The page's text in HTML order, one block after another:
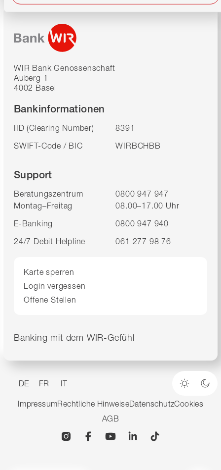
WIR Bank Genossenschaft
Auberg 1
4002 Basel
Bankinformationen
IID (Clearing Number)
8391
SWIFT-Code / BIC
WIRBCHBB
Support
Beratungszentrum
0800 947 947
Montag–Freitag
08.00–17.00 Uhr
E-Banking
0800 947 940
24/7 Debit Helpline
061 277 98 76
Karte sperren
Login vergessen
Offene Stellen
Banking mit dem WIR-Gefühl
DE FR IT
Heller
ImpressumRechtliche HinweiseDatenschutzCookies
AGB
InstagramFacebookYouTubeLinkedin